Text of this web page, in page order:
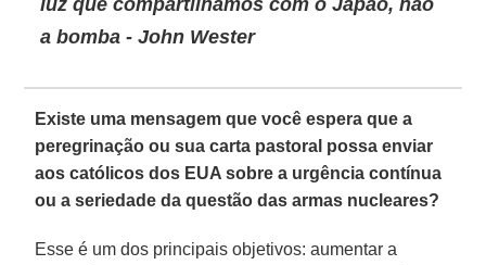
a bomba - John Wester
Existe uma mensagem que você espera que a
peregrinação ou sua carta pastoral possa enviar
aos católicos dos EUA sobre a urgência contínua
ou a seriedade da questão das armas nucleares?
Esse é um dos principais objetivos: aumentar a